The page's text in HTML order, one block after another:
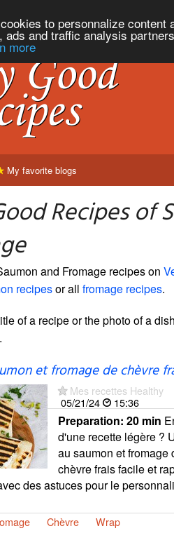
to personnalize
ads and traffic analysis
more
My favorite blogs
Recipes of
and Fromage recipes on
recipesor all fromage recipes.
of a recipe or the photo of a
et fromage de chèvre
Mes recettes Healthy
05/21/24
15:36
Preparation: 20 min
d'une recette légère ?
au saumon et fromage
chèvre frais facile et
des astuces pour le
Chèvre Wrap